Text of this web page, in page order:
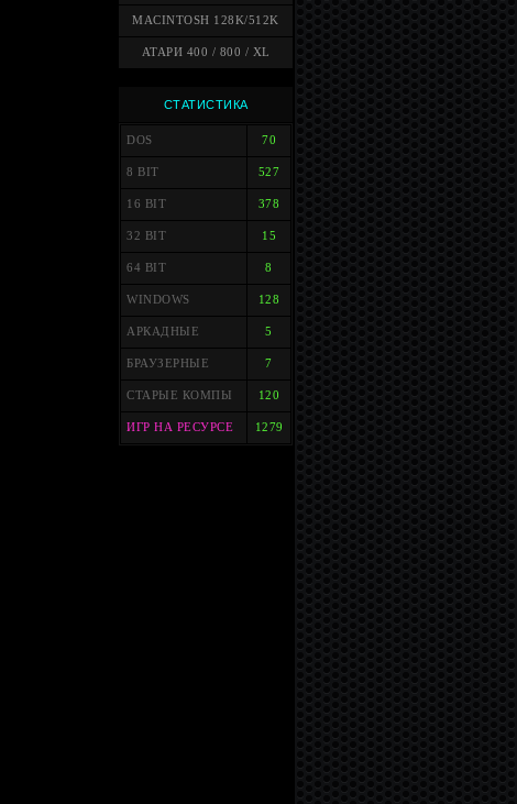
MACINTOSH 128K/512K
АТАРИ 400 / 800 / XL
СТАТИСТИКА
DOS 70
8 BIT 527
16 BIT 378
32 BIT 15
64 BIT 8
WINDOWS 128
АРКАДНЫЕ 5
БРАУЗЕРНЫЕ 7
СТАРЫЕ КОМПЫ 120
ИГР НА РЕСУРСЕ 1279